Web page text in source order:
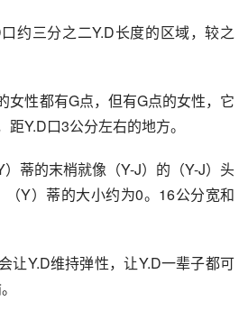
三分之二Y.D长度的区域，较之
性都有G点，但有G点的女性，它
Y.D口3公分左右的地方。
蒂的末梢就像（Y-J）的（Y-J）头
Y）蒂的大小约为0。16公分宽和
Y.D维持弹性，让Y.D一辈子都可